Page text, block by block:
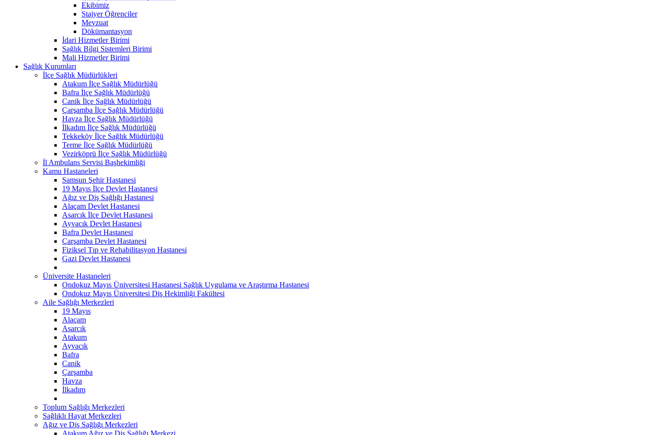
Ekibimiz
Stajyer Öğrenciler
Mevzuat
Dökümantasyon
İdari Hizmetler Birimi
Sağlık Bilgi Sistemleri Birimi
Mali Hizmetler Birimi
Sağlık Kurumları
İlçe Sağlık Müdürlükleri
Atakum İlçe Sağlık Müdürlüğü
Bafra İlçe Sağlık Müdürlüğü
Canik İlçe Sağlık Müdürlüğü
Çarşamba İlçe Sağlık Müdürlüğü
Havza İlçe Sağlık Müdürlüğü
İlkadım İlçe Sağlık Müdürlüğü
Tekkeköy İlçe Sağlık Müdürlüğü
Terme İlçe Sağlık Müdürlüğü
Vezirköprü İlçe Sağlık Müdürlüğü
İl Ambulans Servisi Başhekimliği
Kamu Hastaneleri
Samsun Şehir Hastanesi
19 Mayıs İlçe Devlet Hastanesi
Ağız ve Diş Sağlığı Hastanesi
Alaçam Devlet Hastanesi
Asarcık İlçe Devlet Hastanesi
Ayvacık Devlet Hastanesi
Bafra Devlet Hastanesi
Çarşamba Devlet Hastanesi
Fiziksel Tıp ve Rehabilitasyon Hastanesi
Gazi Devlet Hastanesi
Üniversite Hastaneleri
Ondokuz Mayıs Üniversitesi Hastanesi Sağlık Uygulama ve Araştırma Hastanesi
Ondokuz Mayıs Üniversitesi Diş Hekimliği Fakültesi
Aile Sağlığı Merkezleri
19 Mayıs
Alaçam
Asarcık
Atakum
Ayvacık
Bafra
Canik
Çarşamba
Havza
İlkadım
Toplum Sağlığı Merkezleri
Sağlıklı Hayat Merkezleri
Ağız ve Diş Sağlığı Merkezleri
Atakum Ağız ve Diş Sağlığı Merkezi